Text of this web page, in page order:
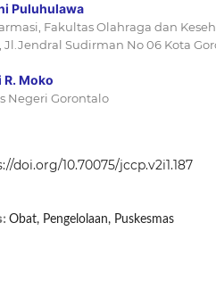
Puluhulawa
Fakultas Olahraga dan
Jl.Jendral Sudirman No 06 Kota
Moko
Negeri Gorontalo
doi.org/10.70075/jccp.v2i1.187
Obat, Pengelolaan, Puskesmas